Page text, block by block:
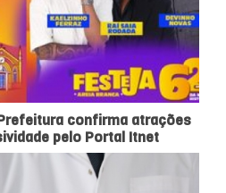
confirma atrações
pelo Portal Itnet